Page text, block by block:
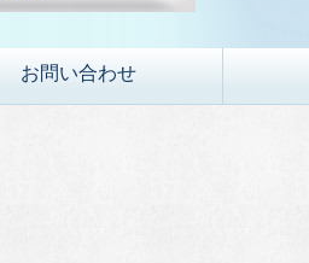
お問い合わせ